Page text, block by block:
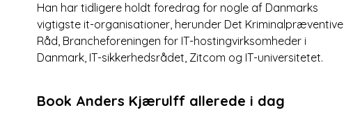
Han har tidligere holdt foredrag for nogle af Danmarks
vigtigste it-organisationer, herunder Det Kriminalpræventive
Råd, Brancheforeningen for IT-hostingvirksomheder i
Danmark, IT-sikkerhedsrådet, Zitcom og IT-universitetet.
Book Anders Kjærulff allerede i dag